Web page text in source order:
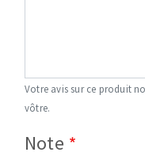
Votre avis sur ce produit
vôtre.
Note